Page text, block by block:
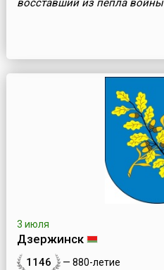
восставший из пепла войны
3 июля
Дзержинск
1146 — 880-летие